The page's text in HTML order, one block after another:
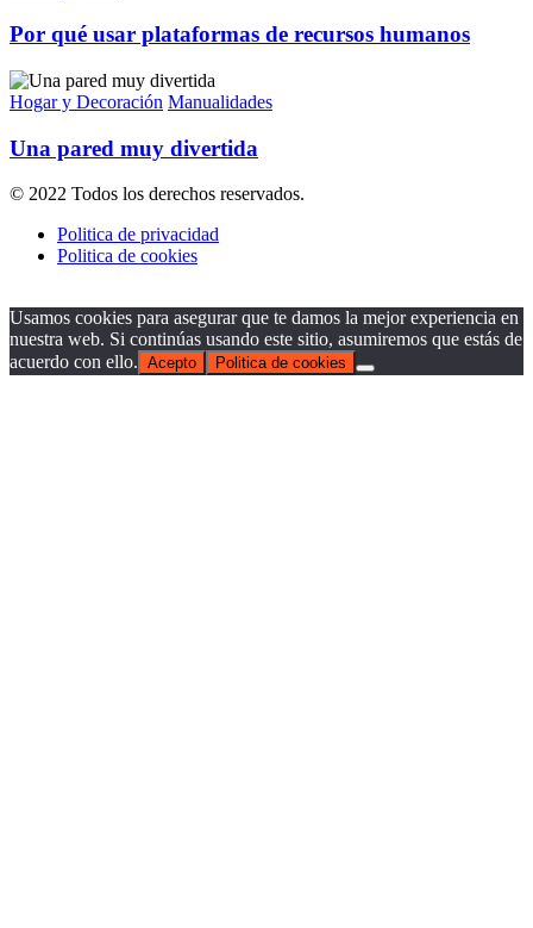
Por qué usar plataformas de recursos humanos
Hogar y Decoración Manualidades
Una pared muy divertida
© 2022 Todos los derechos reservados.
Politica de privacidad
Politica de cookies
Usamos cookies para asegurar que te damos la mejor experiencia en
nuestra web. Si continúas usando este sitio, asumiremos que estás de
acuerdo con ello. Acepto Politica de cookies